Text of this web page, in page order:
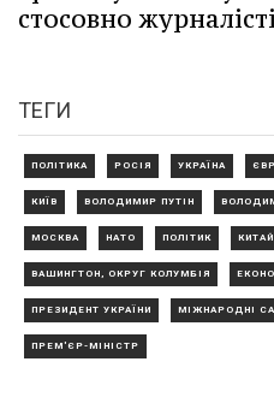
стосовно
ТЕГИ
ПОЛІТИКА РОСІЯ УКРАЇНА
КИЇВ ВОЛОДИМИР ПУТІН
МОСКВА НАТО ПОЛІТИК
ВАШИНГТОН, ОКРУГ КОЛУМБІЯ
ПРЕЗИДЕНТ УКРАЇНИ МІЖНАРОДНІ
ПРЕМ'ЄР-МІНІСТР